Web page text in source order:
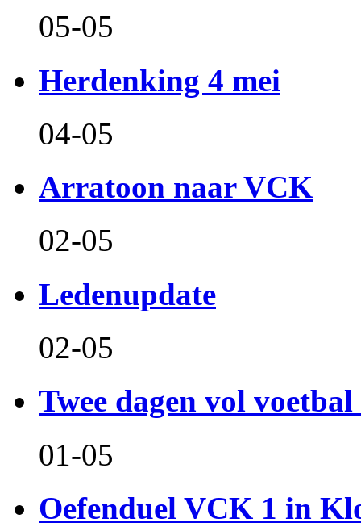
05-05
Herdenking 4 mei
04-05
Arratoon naar VCK
02-05
Ledenupdate
02-05
Twee dagen vol
01-05
Oefenduel VCK 1 in